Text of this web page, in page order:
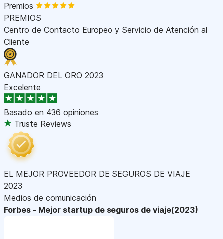
Premios
PREMIOS
Centro de Contacto Europeo y Servicio de Atención al
Cliente
GANADOR DEL ORO 2023
Excelente
Basado en 436 opiniones
Truste Reviews
EL MEJOR PROVEEDOR DE SEGUROS DE VIAJE
2023
Medios de comunicación
Forbes - Mejor startup de seguros de viaje(2023)